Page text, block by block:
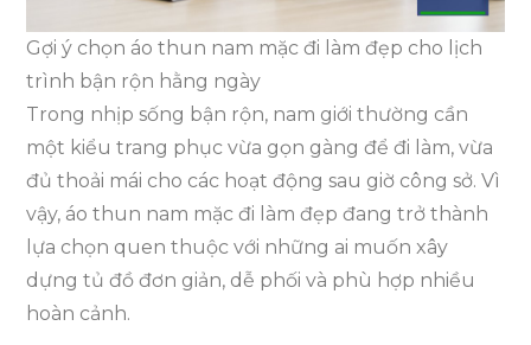
Gợi ý chọn áo thun nam mặc đi làm đẹp cho lịch
trình bận rộn hằng ngày
Trong nhịp sống bận rộn, nam giới thường cần
một kiểu trang phục vừa gọn gàng để đi làm, vừa
đủ thoải mái cho các hoạt động sau giờ công sở. Vì
vậy, áo thun nam mặc đi làm đẹp đang trở thành
lựa chọn quen thuộc với những ai muốn xây
dựng tủ đồ đơn giản, dễ phối và phù hợp nhiều
hoàn cảnh.